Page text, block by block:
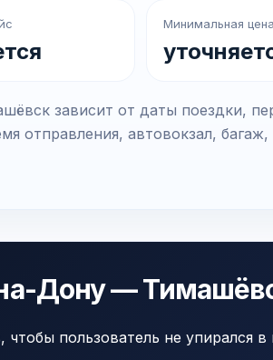
Минимальная цена
зависит от даты поездки,
отправления, автовокзал,
Дону —
пользователь не упирался